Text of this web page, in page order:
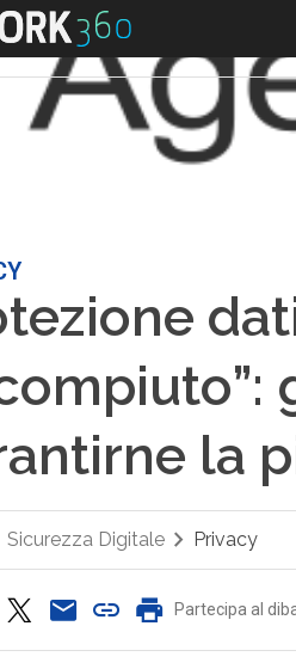
la
Sicurezza Digitale Privacy
Partecipa al